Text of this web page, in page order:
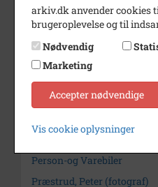
Fotograf
Se på kort
Arkiv
Kontakt arkivet
Søg videre i Herlev
Person-og Varebiler
Præstrud, Peter (fotograf)
arkiv.dk anvender cookies
brugeroplevelse og til
Nødvendig
Marketing
Accepter nødvendige
Vis cookie oplysninger